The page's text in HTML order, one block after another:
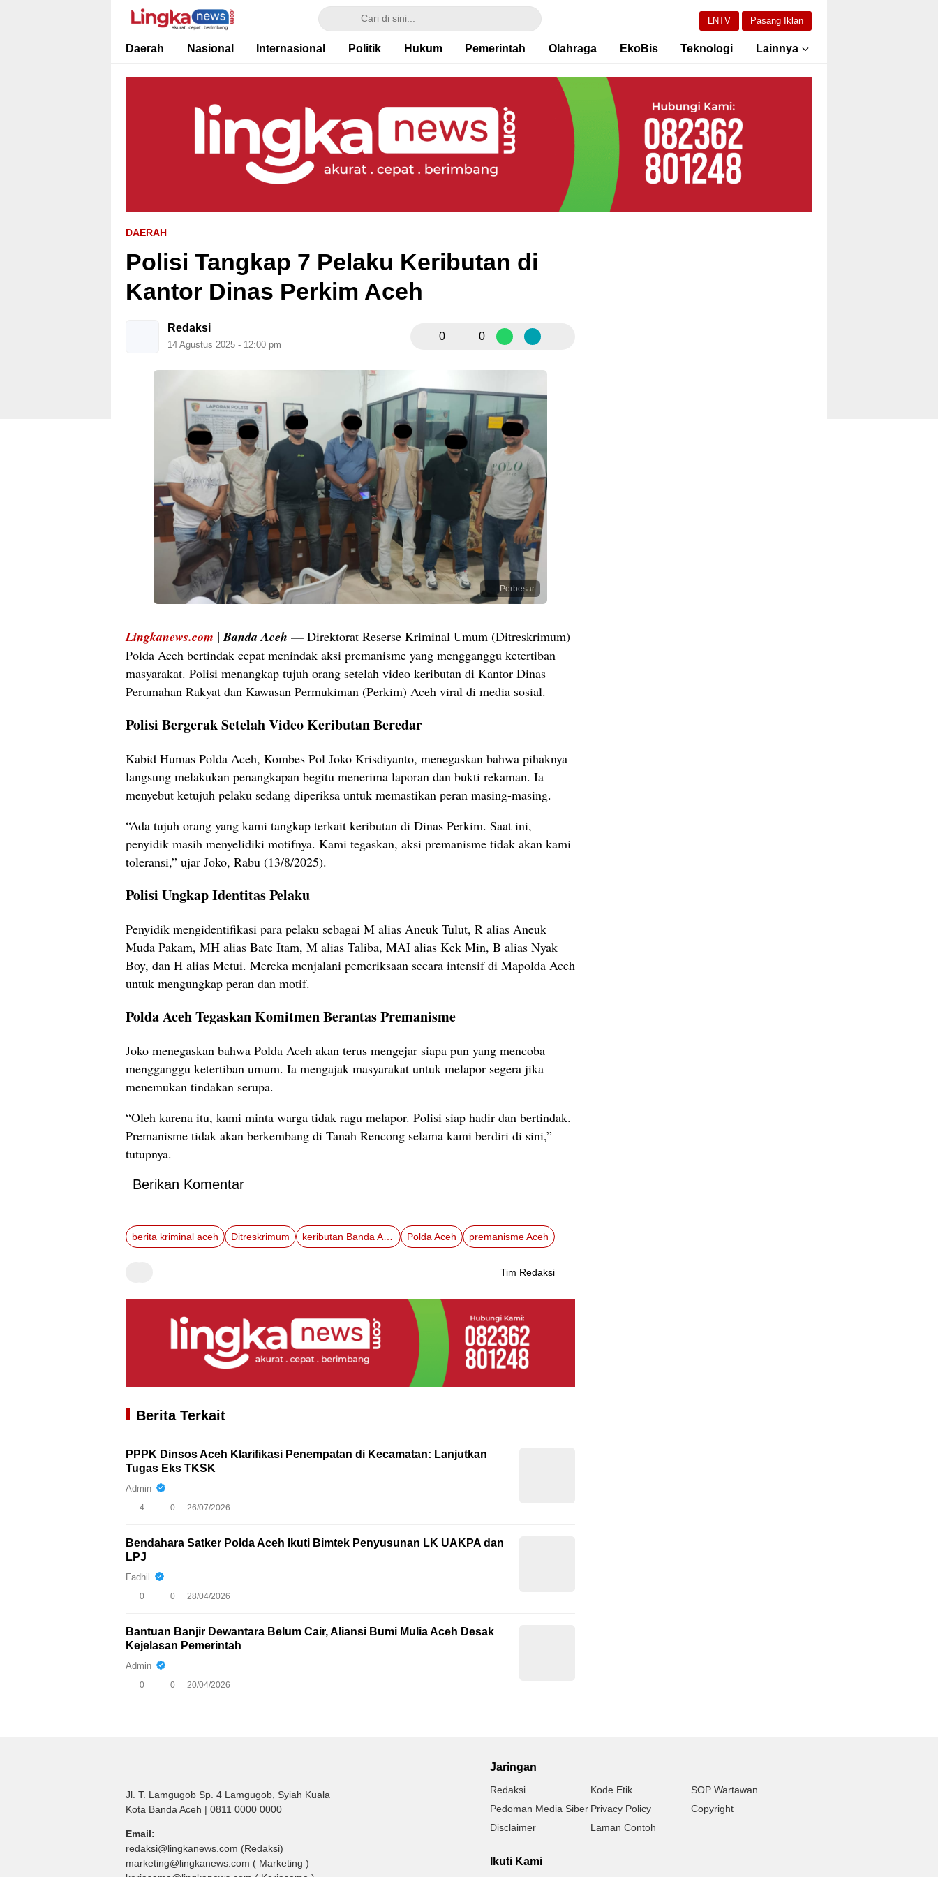
Lingkanews
Akurat. Cepat & Berimbang
LNTV Pasang Iklan
Daerah Nasional Internasional Politik Hukum Pemerintah Olahraga EkoBis Teknologi Lainnya
DAERAH
Polisi Tangkap 7 Pelaku Keributan di
Kantor Dinas Perkim Aceh
Redaksi
14 Agustus 2025 - 12:00 pm
0 0
Perbesar
Lingkanews.com |Banda Aceh — Direktorat Reserse Kriminal Umum (Ditreskrimum)
Polda Aceh bertindak cepat menindak aksi premanisme yang mengganggu ketertiban
masyarakat. Polisi menangkap tujuh orang setelah video keributan di Kantor Dinas
Perumahan Rakyat dan Kawasan Permukiman (Perkim) Aceh viral di media sosial.
Polisi Bergerak Setelah Video Keributan Beredar
Kabid Humas Polda Aceh, Kombes Pol Joko Krisdiyanto, menegaskan bahwa pihaknya
langsung melakukan penangkapan begitu menerima laporan dan bukti rekaman. Ia
menyebut ketujuh pelaku sedang diperiksa untuk memastikan peran masing-masing.
“Ada tujuh orang yang kami tangkap terkait keributan di Dinas Perkim. Saat ini,
penyidik masih menyelidiki motifnya. Kami tegaskan, aksi premanisme tidak akan kami
toleransi,” ujar Joko, Rabu (13/8/2025).
Polisi Ungkap Identitas Pelaku
Penyidik mengidentifikasi para pelaku sebagai M alias Aneuk Tulut, R alias Aneuk
Muda Pakam, MH alias Bate Itam, M alias Taliba, MAI alias Kek Min, B alias Nyak
Boy, dan H alias Metui. Mereka menjalani pemeriksaan secara intensif di Mapolda Aceh
untuk mengungkap peran dan motif.
Polda Aceh Tegaskan Komitmen Berantas Premanisme
Joko menegaskan bahwa Polda Aceh akan terus mengejar siapa pun yang mencoba
mengganggu ketertiban umum. Ia mengajak masyarakat untuk melapor segera jika
menemukan tindakan serupa.
“Oleh karena itu, kami minta warga tidak ragu melapor. Polisi siap hadir dan bertindak.
Premanisme tidak akan berkembang di Tanah Rencong selama kami berdiri di sini,”
tutupnya.
Berikan Komentar
berita kriminal aceh Ditreskrimum Polda Aceh premanisme Aceh
Tim Redaksi
Berita Terkait
PPPK Dinsos Aceh Klarifikasi Penempatan di Kecamatan: Lanjutkan
Tugas Eks TKSK
Admin
4 0 26/07/2026
Bendahara Satker Polda Aceh Ikuti Bimtek Penyusunan LK UAKPA dan
LPJ
Fadhil
0 0 28/04/2026
Bantuan Banjir Dewantara Belum Cair, Aliansi Bumi Mulia Aceh Desak
Kejelasan Pemerintah
Admin
0 0 20/04/2026
Jl. T. Lamgugob Sp. 4 Lamgugob, Syiah Kuala
Kota Banda Aceh | 0811 0000 0000
Email:
redaksi@lingkanews.com (Redaksi)
marketing@lingkanews.com ( Marketing )
Jaringan
Redaksi Kode Etik
SOP Wartawan
Pedoman Media Siber Privacy Policy
Copyright
Disclaimer
Laman Contoh
Ikuti Kami